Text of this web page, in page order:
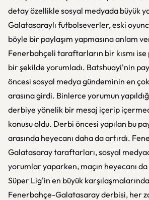
detay özellikle sosyal medyada büyük
Galatasaraylı futbolseverler, eski
böyle bir paylaşım yapmasına anlam
Fenerbahçeli taraftarların bir kısmı ise
bir şekilde yorumladı. Batshuayi'nin
öncesi sosyal medya gündeminin en
arasına girdi. Binlerce yorumun
derbiye yönelik bir mesaj içerip
konusu oldu. Derbi öncesi yapılan bu
arasında heyecanı daha da artırdı.
Galatasaray taraftarları, sosyal
yorumlar yaparken, maçın heyecanı
Süper Lig'in en büyük
Fenerbahçe-Galatasaray derbisi, her